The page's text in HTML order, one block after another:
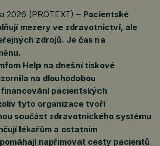
2026 (PROTEXT) – Pacientské
mezery ve zdravotnictví, ale
zdrojů. Je čas na
Help na dnešní tiskové
na dlouhodobou
pacientských
tyto organizace tvoří
součást zdravotnického systému
lékařům a ostatním
napřimovat cesty pacientů